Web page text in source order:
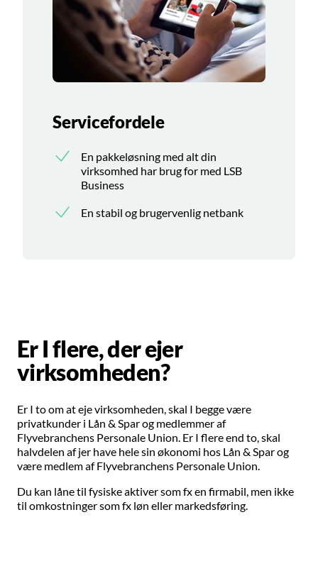
Servicefordele
En pakkeløsning med alt din
virksomhed har brug for med LSB
Business
En stabil og brugervenlig netbank
Er I flere, der ejer
virksomheden?
Er I to om at eje virksomheden, skal I begge være
privatkunder i Lån & Spar og medlemmer af
Flyvebranchens Personale Union. Er I flere end to, skal
halvdelen af jer have hele sin økonomi hos Lån & Spar og
være medlem af Flyvebranchens Personale Union.
Du kan låne til fysiske aktiver som fx en firmabil, men ikke
til omkostninger som fx løn eller markedsføring.